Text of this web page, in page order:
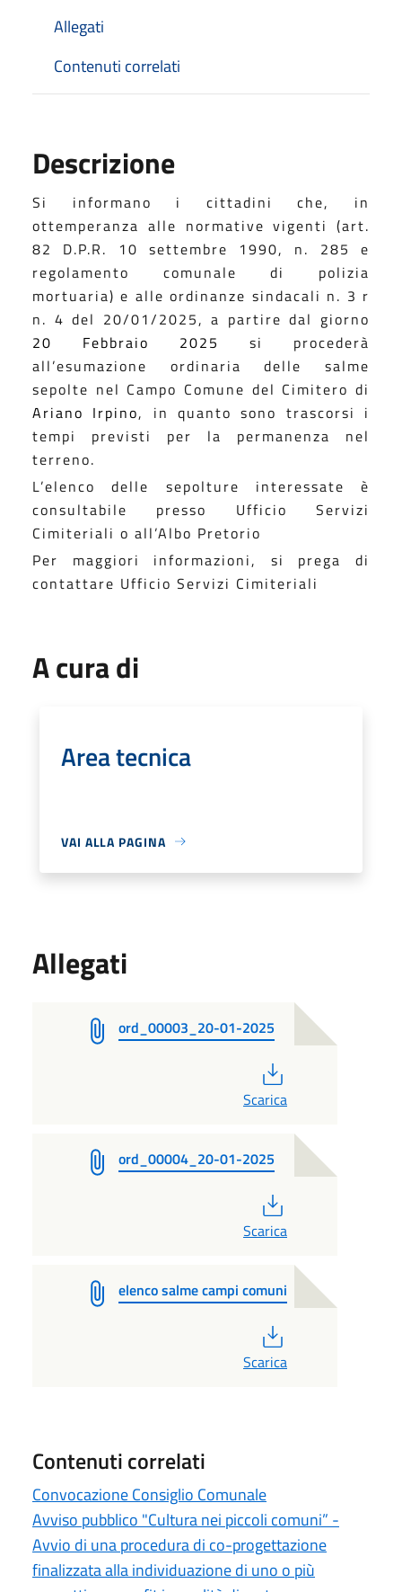
Allegati
Contenuti correlati
Descrizione
Si informano i cittadini che, in
ottemperanza alle normative vigenti (art.
82 D.P.R. 10 settembre 1990, n. 285 e
regolamento comunale di polizia
mortuaria) e alleordinanze sindacali n. 3 r
n. 4del 20/01/2025, a partire dal giorno
20 Febbraio 2025
si procederà
all’esumazione ordinaria delle salme
sepolte nel Campo Comune del Cimitero di
Ariano Irpino, in quanto sono trascorsi i
tempi previsti per la permanenza nel
terreno.
L’elenco delle sepolture interessate è
consultabile presso Ufficio Servizi
Cimiteriali o all’Albo Pretorio
Per maggiori informazioni, si prega di
contattare Ufficio Servizi Cimiteriali
A cura di
Area tecnica
VAI ALLA PAGINA
Allegati
ord_00003_20-01-2025
Scarica
ord_00004_20-01-2025
Scarica
elenco salme campi comuni
Scarica
Contenuti correlati
Convocazione Consiglio Comunale
Avviso pubblico "Cultura nei piccoli comuni” -
Avvio di una procedura di co-progettazione
finalizzata alla individuazione di uno o più